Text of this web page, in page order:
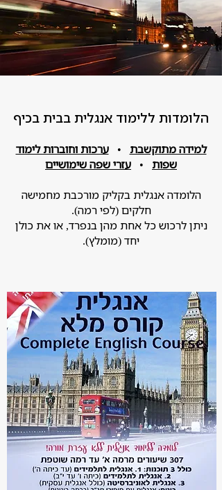
הלומדות ללימוד אנגלית בבית בכיף
למידה מתוקשבת •
ערכות וחוברות לימוד
שפות • עזרי שפה שימושיים
הלומדה אנגלית בקליק מורכבת מחמישה
חלקים (לפי רמה).
ניתן לרכוש כל אחת מהן בנפרד, או את כולן
יחד (מומלץ).